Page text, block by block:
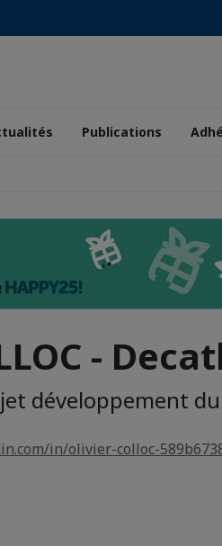
Publications
-
développement
in/olivier-colloc-